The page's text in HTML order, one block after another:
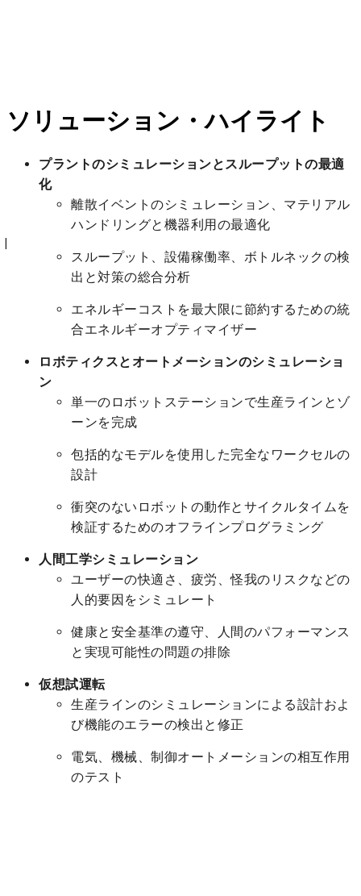
ソリューション・ハイライト
プラントのシミュレーションとスループットの最適
化
離散イベントのシミュレーション、マテリアル
ハンドリングと機器利用の最適化
スループット、設備稼働率、ボトルネックの検
出と対策の総合分析
エネルギーコストを最大限に節約するための統
合エネルギーオプティマイザー
ロボティクスとオートメーションのシミュレーショ
ン
単一のロボットステーションで生産ラインとゾ
ーンを完成
包括的なモデルを使用した完全なワークセルの
設計
衝突のないロボットの動作とサイクルタイムを
検証するためのオフラインプログラミング
人間工学シミュレーション
ユーザーの快適さ、疲労、怪我のリスクなどの
人的要因をシミュレート
健康と安全基準の遵守、人間のパフォーマンス
と実現可能性の問題の排除
仮想試運転
生産ラインのシミュレーションによる設計およ
び機能のエラーの検出と修正
電気、機械、制御オートメーションの相互作用
のテスト